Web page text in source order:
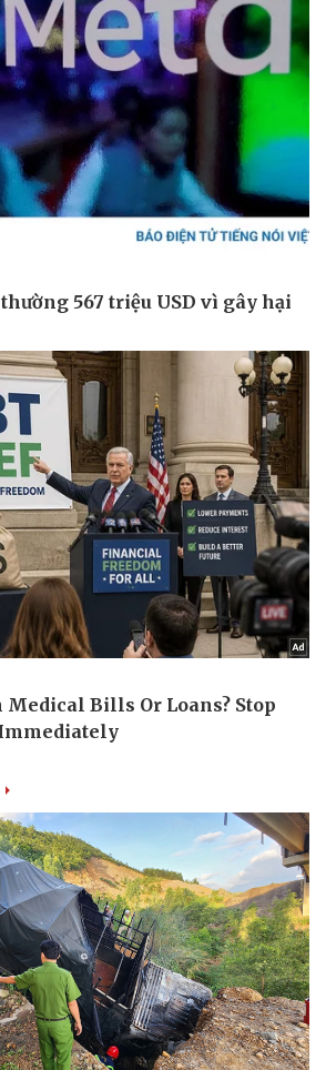
Quân sự - Quốc phòng
Vũ khí
Việt Nam
Phân tích